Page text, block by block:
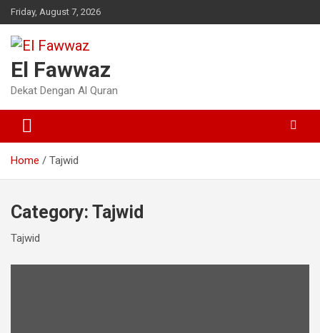
Skip
to
content
Friday, August 7, 2026
El Fawwaz
Dekat Dengan Al Quran
Home Tajwid
Category: Tajwid
Tajwid